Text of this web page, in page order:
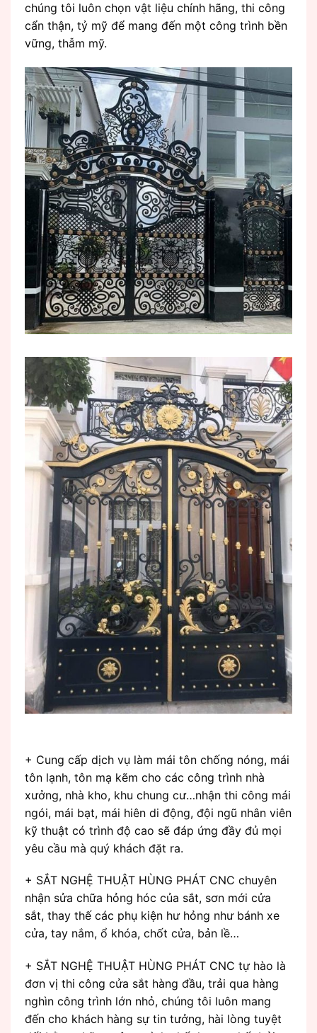
chúng tôi luôn chọn vật liệu chính hãng, thi công
cẩn thận, tỷ mỹ để mang đến một công trình bền
vững, thẫm mỹ.
+ Cung cấp dịch vụ làm mái tôn chống nóng, mái
tôn lạnh, tôn mạ kẽm cho các công trình nhà
xưởng, nhà kho, khu chung cư…nhận thi công mái
ngói, mái bạt, mái hiên di động, đội ngũ nhân viên
kỹ thuật có trình độ cao sẽ đáp ứng đầy đủ mọi
yêu cầu mà quý khách đặt ra.
+ SẮT NGHỆ THUẬT HÙNG PHÁT CNC chuyên
nhận sửa chữa hỏng hóc của sắt, sơn mới cửa
sắt, thay thế các phụ kiện hư hỏng như bánh xe
cửa, tay nắm, ổ khóa, chốt cửa, bản lề…
+ SẮT NGHỆ THUẬT HÙNG PHÁT CNC tự hào là
đơn vị thi công cửa sắt hàng đầu, trải qua hàng
nghìn công trình lớn nhỏ, chúng tôi luôn mang
đến cho khách hàng sự tin tưởng, hài lòng tuyệt